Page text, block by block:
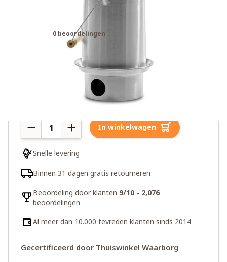
0 beoordelingen
Meer dan 10 op voorraad
Aantal In winkelwagen
Snelle levering
Binnen 31 dagen gratis retourneren
Beoordeling door klanten 9/10 - 2,076
beoordelingen
Al meer dan 10.000 tevreden klanten sinds 2014
Gecertificeerd door Thuiswinkel Waarborg